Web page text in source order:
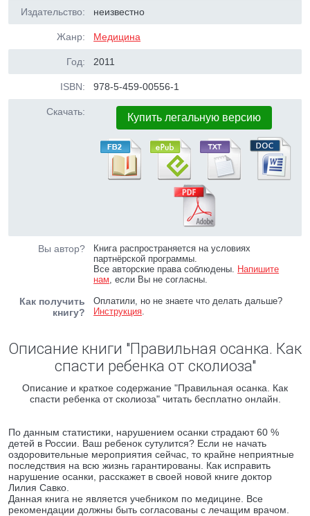
Издательство: неизвестно
Жанр: Медицина
Год: 2011
ISBN: 978-5-459-00556-1
Скачать: Купить легальную версию
Вы автор?
Книга распространяется на условиях
партнёрской программы.
Все авторские права соблюдены. Напишите
нам, если Вы не согласны.
Как получить
книгу?
Оплатили, но не знаете что делать дальше?
Инструкция.
Описание книги "Правильная осанка. Как
спасти ребенка от сколиоза"
Описание и краткое содержание "Правильная осанка. Как
спасти ребенка от сколиоза" читать бесплатно онлайн.
По данным статистики, нарушением осанки страдают 60 %
детей в России. Ваш ребенок сутулится? Если не начать
оздоровительные мероприятия сейчас, то крайне неприятные
последствия на всю жизнь гарантированы. Как исправить
нарушение осанки, расскажет в своей новой книге доктор
Лилия Савко.
Данная книга не является учебником по медицине. Все
рекомендации должны быть согласованы с лечащим врачом.